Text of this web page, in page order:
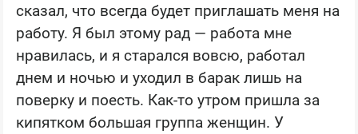
сказал, что всегда будет приглашать меня на
работу. Я был этому рад — работа мне
нравилась, и я старался вовсю, работал
днем и ночью и уходил в барак лишь на
поверку и поесть. Как-то утром пришла за
кипятком большая группа женщин. У